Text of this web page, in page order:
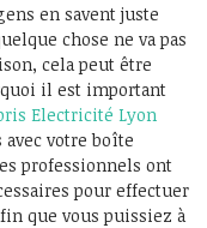
en savent juste
chose ne va pas
cela peut être
il est important
Electricité Lyon
votre boîte
professionnels ont
pour effectuer
que vous puissiez à